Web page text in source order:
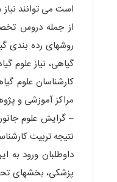
است می توانند
از جمله دروس
روشهاى رده بندى
گیاهی، نیاز علوم
کارشناسان علوم
مراکز آموزشى و
– گرایش علوم
نتیجه تربیت
داوطلبان ورود
پزشکی، بخشهاى